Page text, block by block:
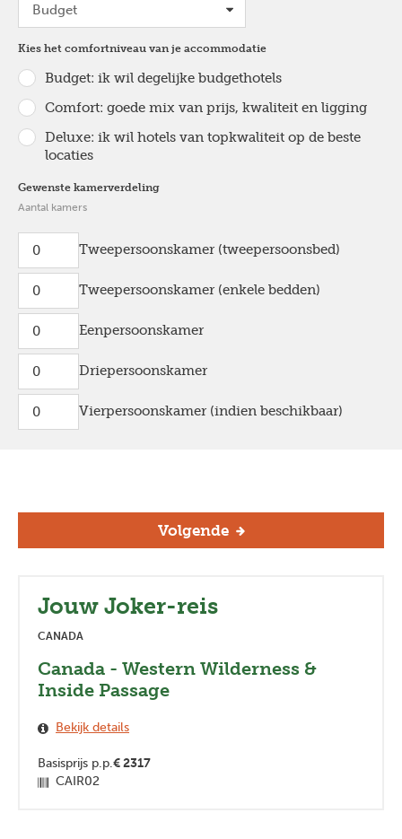
Kies het comfortniveau van je accommodatie
Budget: ik wil degelijke budgethotels
Comfort: goede mix van prijs, kwaliteit en ligging
Deluxe: ik wil hotels van topkwaliteit op de beste
locaties
Gewenste kamerverdeling
Aantal kamers
Tweepersoonskamer (tweepersoonsbed)
Tweepersoonskamer (enkele bedden)
Eenpersoonskamer
Driepersoonskamer
Vierpersoonskamer (indien beschikbaar)
Volgende
Jouw Joker-reis
CANADA
Canada - Western Wilderness &
Inside Passage
Bekijk details
Basisprijs p.p.€2317
CAIR02